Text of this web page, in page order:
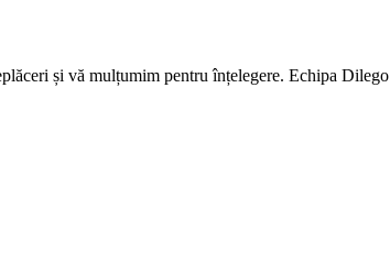
și vă mulțumim pentru înțelegere. Echipa Dilego